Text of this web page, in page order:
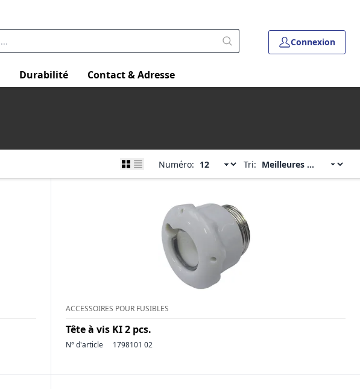
Connexion
Durabilité Contact & Adresse
Numéro: Tri:
ACCESSOIRES POUR FUSIBLES
Tête à vis KI 2 pcs.
N° d'article 1798101 02